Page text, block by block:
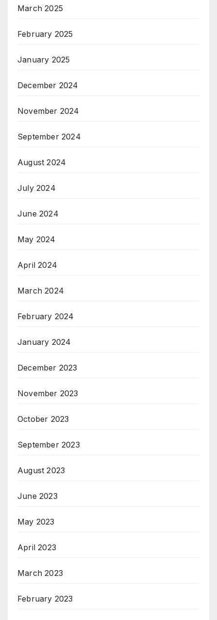
March 2025
February 2025
January 2025
December 2024
November 2024
September 2024
August 2024
July 2024
June 2024
May 2024
April 2024
March 2024
February 2024
January 2024
December 2023
November 2023
October 2023
September 2023
August 2023
June 2023
May 2023
April 2023
March 2023
February 2023